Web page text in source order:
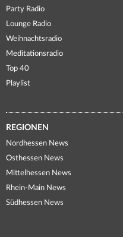
Party Radio
Lounge Radio
Weihnachtsradio
Meditationsradio
Top 40
Playlist
REGIONEN
Nordhessen News
Osthessen News
Mittelhessen News
Rhein-Main News
Südhessen News